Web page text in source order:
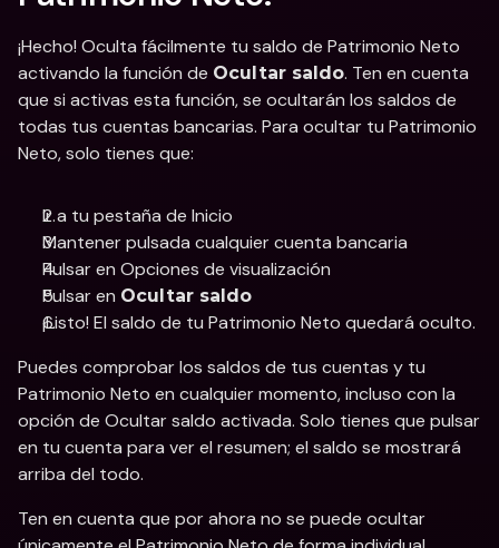
¡Hecho! Oculta fácilmente tu saldo de Patrimonio Neto
activando la función de Ocultar saldo. Ten en cuenta
que si activas esta función, se ocultarán los saldos de
todas tus cuentas bancarias. Para ocultar tu Patrimonio
Neto, solo tienes que:
Ir a tu pestaña de Inicio
Mantener pulsada cualquier cuenta bancaria
Pulsar en Opciones de visualización
Pulsar en Ocultar saldo
¡Listo! El saldo de tu Patrimonio Neto quedará oculto.
Puedes comprobar los saldos de tus cuentas y tu
Patrimonio Neto en cualquier momento, incluso con la
opción de Ocultar saldo activada. Solo tienes que pulsar
en tu cuenta para ver el resumen; el saldo se mostrará
arriba del todo.
Ten en cuenta que por ahora no se puede ocultar